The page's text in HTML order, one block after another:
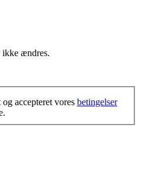
ændres.
accepteret vores betingelser